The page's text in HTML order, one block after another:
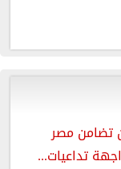
تضامن مصر
تداعيات...